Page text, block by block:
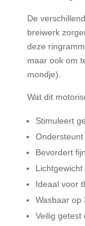
De
breiwerk
deze
maar ook om
mondje).
Wat dit
Stimuleert
Bevordert
Ideaal voor
Wasbaar op
Veilig getest